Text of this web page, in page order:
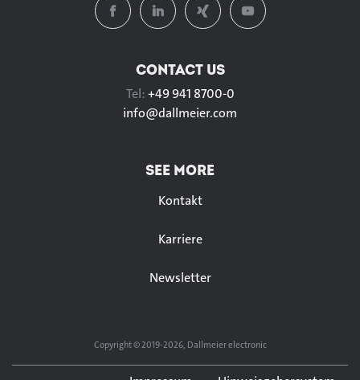
CONTACT US
Tel:+49 941 8700-0
info@dallmeier.com
SEE MORE
Kontakt
Karriere
Newsletter
Copyright © 2019-2026, Dallmeier electronic